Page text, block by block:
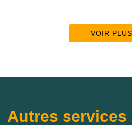
VOIR PLUS
Autres services